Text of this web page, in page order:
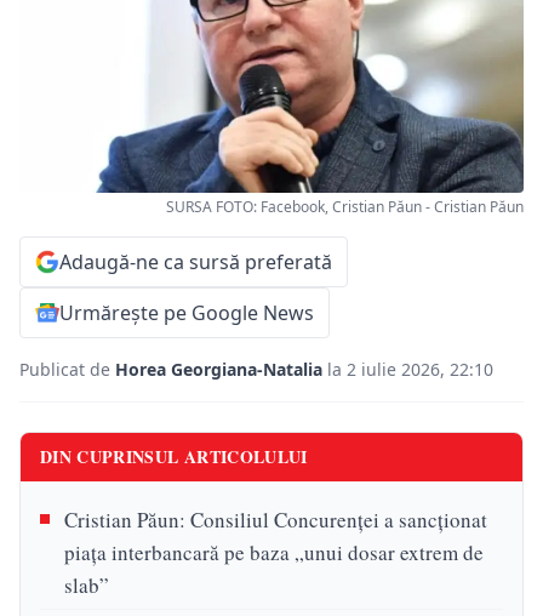
SURSA FOTO: Facebook, Cristian Păun - Cristian Păun
Adaugă-ne ca sursă preferată
Urmărește pe Google News
Publicat de Horea Georgiana-Natalia la 2 iulie 2026, 22:10
DIN CUPRINSUL ARTICOLULUI
Cristian Păun: Consiliul Concurenţei a sancţionat
piaţa interbancară pe baza „unui dosar extrem de
slab”